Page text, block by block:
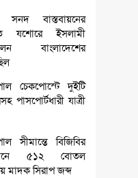
সনদ বাস্তবায়নের
যশোরে ইসলামী
বাংলাদেশের
চেকপোস্টে দুইটি
পাসপোর্টধারী যাত্রী
সীমান্তে বিজিবির
৫১২ বোতল
মাদক সিরাপ জব্দ